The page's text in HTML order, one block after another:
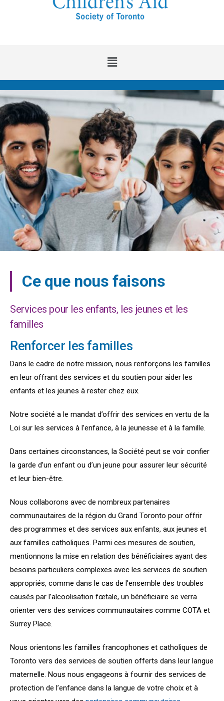
Main
Menu
Ce que nous faisons
Services pour les enfants, les jeunes et les
familles
Renforcer les familles
Dans le cadre de notre mission, nous renforçons les familles
en leur offrant des services et du soutien pour aider les
enfants et les jeunes à rester chez eux.
Notre société a le mandat d’offrir des services en vertu de la
Loi sur les services à l’enfance, à la jeunesse et à la famille.
Dans certaines circonstances, la Société peut se voir confier
la garde d’un enfant ou d’un jeune pour assurer leur sécurité
et leur bien-être.
Nous collaborons avec de nombreux partenaires
communautaires de la région du Grand Toronto pour offrir
des programmes et des services aux enfants, aux jeunes et
aux familles catholiques. Parmi ces mesures de soutien,
mentionnons la mise en relation des bénéficiaires ayant des
besoins particuliers complexes avec les services de soutien
appropriés, comme dans le cas de l’ensemble des troubles
causés par l’alcoolisation fœtale, un bénéficiaire se verra
orienter vers des services communautaires comme COTA et
Surrey Place.
Nous orientons les familles francophones et catholiques de
Toronto vers des services de soutien offerts dans leur langue
maternelle. Nous nous engageons à fournir des services de
protection de l’enfance dans la langue de votre choix et à